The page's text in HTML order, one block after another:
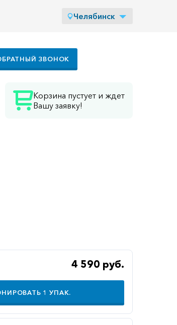
Челябинск
Корзина пустует и ждет
Вашу заявку!
ЗВОНОК
4 590 руб.
1 УПАК.